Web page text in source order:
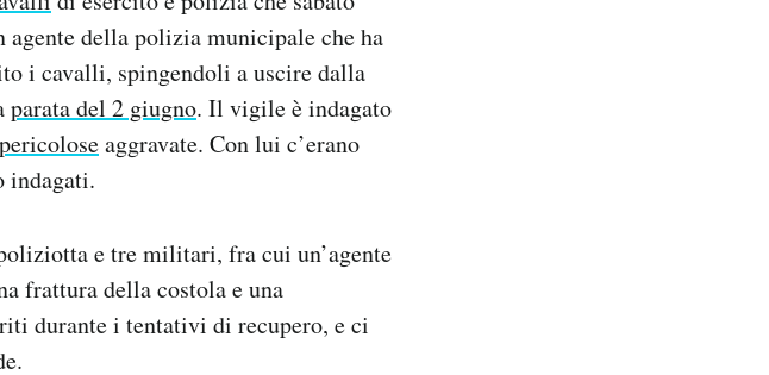
agente della polizia municipale che ha
i cavalli, spingendoli a uscire dalla
parata del 2 giugno. Il vigile è indagato
aggravate. Con lui c’erano
indagati.
e tre militari, fra cui un’agente
frattura della costola e una
durante i tentativi di recupero, e ci